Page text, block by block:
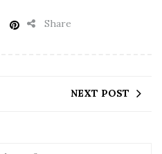
Share
NEXT POST